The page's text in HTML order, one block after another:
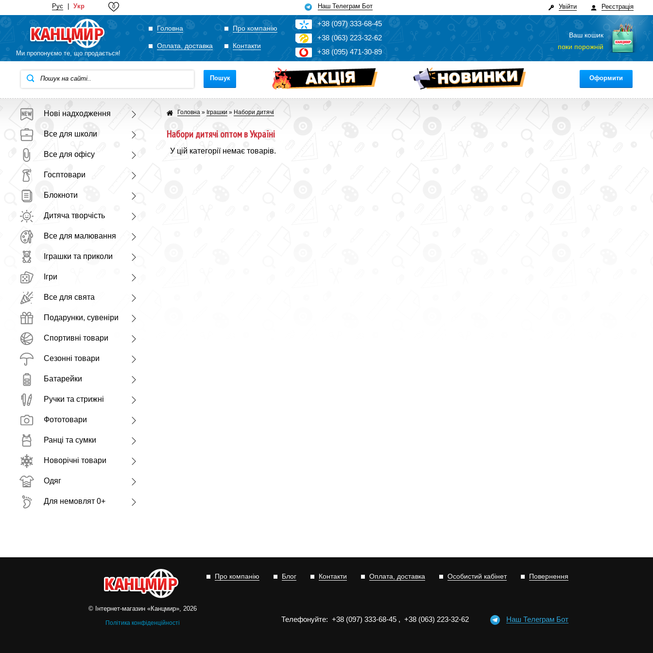
Рус Укр 0 Наш Телеграм Бот Реєстрація
Увійти
Ми пропонуємо те, що продається!
Головна Про компанію
Оплата, доставка Контакти
+38 (097)333-68-45
+38 (063) 223-32-62
+38 (095) 471-30-89
Ваш кошик
поки порожній
Пошук Оформити
Нові надходження
Все для школи
Все для офісу
Госптовари
Блокноти
Дитяча творчість
Все для малювання
Іграшки та приколи
Ігри
Все для свята
Подарунки, сувеніри
Спортивні товари
Сезонні товари
Батарейки
Ручки та стрижні
Фототовари
Ранці та сумки
Новорічні товари
Одяг
Для немовлят 0+
Головна » Іграшки » Набори дитячі
Набори дитячі оптом в Україні
У цій категорії немає товарів.
© Інтернет-магазин «Канцмир», 2026
Політика конфіденційності
Повернення
Особистий кабінет
Оплата, доставка
Контакти
Блог
Про компанію
Телефонуйте: +38 (097) 333-68-45 , +38 (063) 223-32-62 Наш Телеграм Бот